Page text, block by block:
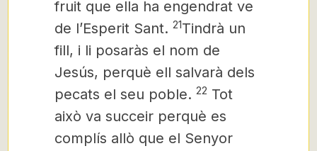
fruit que ella ha engendrat ve
de l’Esperit Sant. 21Tindrà un
fill, i li posaràs el nom de
Jesús, perquè ell salvarà dels
pecats el seu poble. 22 Tot
això va succeir perquè es
complís allò que el Senyor